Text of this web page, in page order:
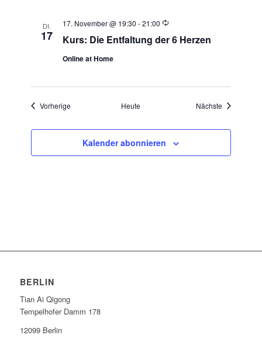
DI.
17 Kurs: Die Entfaltung der 6 Herzen
17. November @ 19:30 -21:00 Wiederholung
Online at Home
Vorherige VeranstaltungenHeute Nächste
Kalender abonnieren
BERLIN
Tian Ai Qigong
Tempelhofer Damm 178
12099 Berlin